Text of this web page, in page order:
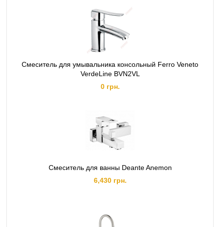
Смеситель для умывальника консольный Ferro Veneto
VerdeLine BVN2VL
0 грн.
Смеситель для ванны Deante Anemon
6,430 грн.